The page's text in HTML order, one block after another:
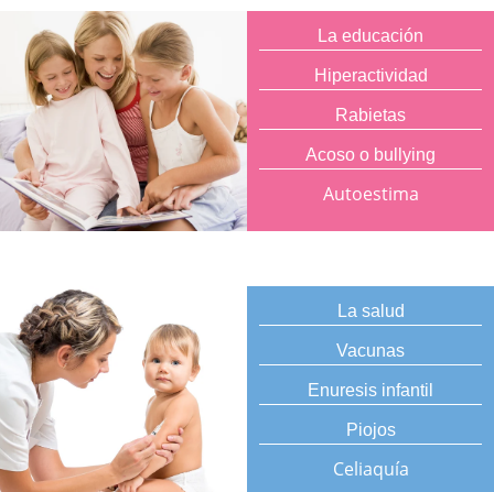
La educación
Hiperactividad
Rabietas
Acoso o bullying
Autoestima
La salud
Vacunas
Enuresis infantil
Piojos
Celiaquía